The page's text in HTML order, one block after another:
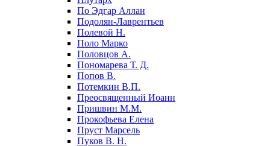
По Эдгар Аллан
Подолян-Лаврентьев
Полевой Н.
Поло Марко
Половцов А.
Пономарева Т. Д.
Попов В.
Потемкин В.П.
Преосвященный Иоанн
Пришвин М.М.
Прокофьева Елена
Пруст Марсель
Пуков В. Н.